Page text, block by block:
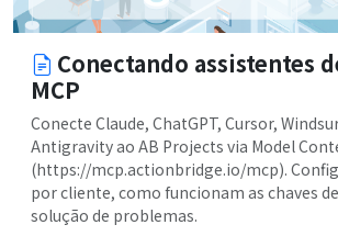
Conectando assistentes
MCP
Conecte Claude, ChatGPT, Cursor,
Antigravity ao AB Projects via Model
(https://mcp.actionbridge.io/mcp).
por cliente, como funcionam as chaves
solução de problemas.